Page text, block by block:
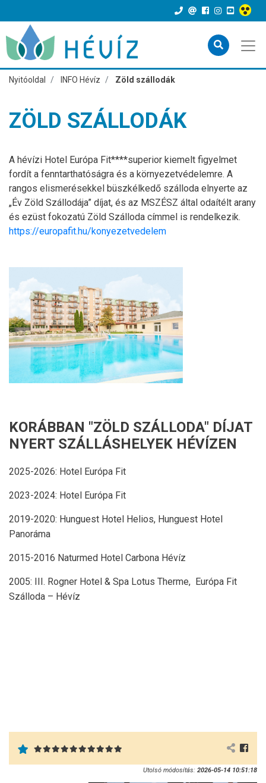
Nyitóoldal INFO Hévíz Zöld szállodák
ZÖLD SZÁLLODÁK
A hévízi Hotel Európa Fit****superior kiemelt figyelmet
fordít a fenntarthatóságra és a környezetvédelemre. A
rangos elismerésekkel büszkélkedő szálloda elnyerte az
„Év Zöld Szállodája” díjat, és az MSZÉSZ által odaítélt arany
és ezüst fokozatú Zöld Szálloda címmel is rendelkezik.
https://europafit.hu/konyezetvedelem
KORÁBBAN "ZÖLD SZÁLLODA" DÍJAT
NYERT SZÁLLÁSHELYEK HÉVÍZEN
2025-2026: Hotel Európa Fit
2023-2024: Hotel Európa Fit
2019-2020: Hunguest Hotel Helios, Hunguest Hotel
Panoráma
2015-2016 Naturmed Hotel Carbona Hévíz
2005: III. Rogner Hotel & Spa Lotus Therme, Európa Fit
Szálloda – Hévíz
Utolsó módosítás: 2026-05-14 10:51:18